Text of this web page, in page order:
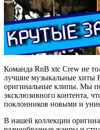
Команда RnB xtc Crew не
лучшие музыкальные хиты
оригинальные клипы. Мы
эксклюзивного контента,
поклонников новыми и
В нашей коллекции